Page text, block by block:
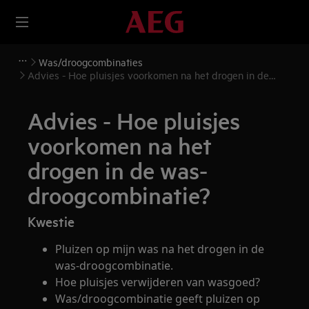
Was/droogcombinaties
Advies - Hoe pluisjes voorkomen na het drogen in de
Advies - Hoe pluisjes
voorkomen na het
drogen in de was-
droogcombinatie?
Kwestie
Pluizen op mijn was na het drogen in de
was-droogcombinatie.
Hoe pluisjes verwijderen van wasgoed?
Was/droogcombinatie geeft pluizen op